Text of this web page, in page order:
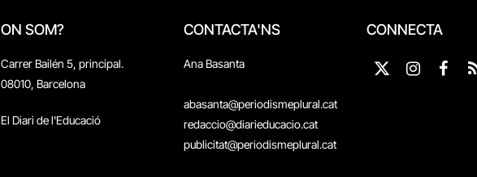
ON SOM?
Carrer Bailén 5, principal.
08010, Barcelona
El Diari de l'Educació
CONTACTA'NS
Ana Basanta
abasanta@periodismeplural.cat
redaccio@diarieducacio.cat
publicitat@periodismeplural.cat
CONNECTA
X
Instagram